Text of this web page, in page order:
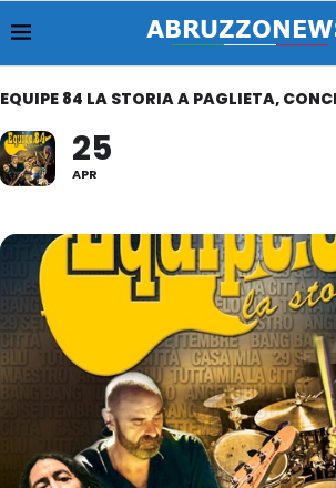
EQUIPE 84 LA STORIA A PAGLIETA,
25
APR